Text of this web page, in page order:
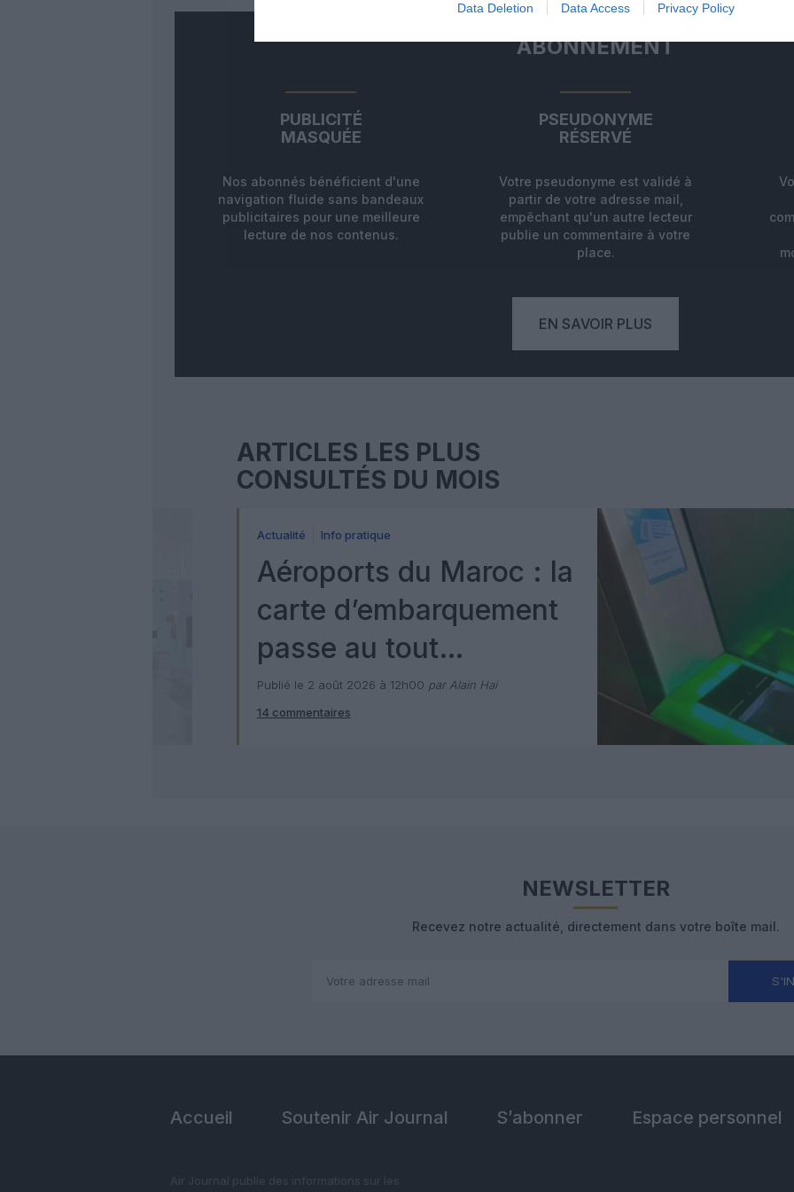
Data Deletion Data Access Privacy Policy
ABONNEMENT
PUBLICITÉ
MASQUÉE
Nos abonnés bénéficient d'une
navigation fluide sans bandeaux
publicitaires pour une meilleure
lecture de nos contenus.
PSEUDONYME
RÉSERVÉ
Votre pseudonyme est validé à
partir de votre adresse mail,
empêchant qu'un autre lecteur
publie un commentaire à votre
place.
EN SAVOIR PLUS
ARTICLES LES PLUS
CONSULTÉS DU MOIS
Actualité Info pratique
Aéroports du Maroc : la
carte d’embarquement
passe au tout
numérique avec Pax
Check
Publié le 2 août 2026 à 12h00 par Alain Hai
14 commentaires
NEWSLETTER
Recevez notre actualité, directement dans votre boîte mail.
Accueil Soutenir Air Journal S’abonner Espace personnel